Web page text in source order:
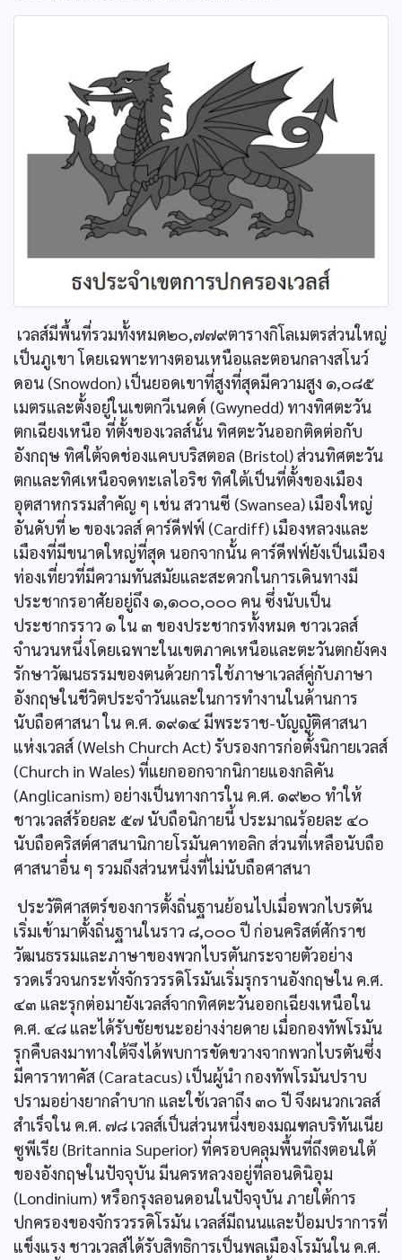
เวลส์มีพื้นที่รวมทั้งหมด๒๐,๗๗๙ตารางกิโลเมตรส่วนใหญ่
เป็นภูเขา โดยเฉพาะทางตอนเหนือและตอนกลางสโนว์
ดอน (Snowdon) เป็นยอดเขาที่สูงที่สุดมีความสูง ๑,๐๘๕
เมตรและตั้งอยู่ในเขตกวีเนดด์ (Gwynedd) ทางทิศตะวัน
ตกเฉียงเหนือ ที่ตั้งของเวลส์นั้น ทิศตะวันออกติดต่อกับ
อังกฤษ ทิศใต้จดช่องแคบบริสตอล (Bristol) ส่วนทิศตะวัน
ตกและทิศเหนือจดทะเลไอริช ทิศใต้เป็นที่ตั้งของเมือง
อุตสาหกรรมสำคัญ ๆ เช่น สวานซี (Swansea) เมืองใหญ่
อันดับที่ ๒ ของเวลส์ คาร์ดีฟฟ์ (Cardiff) เมืองหลวงและ
เมืองที่มีขนาดใหญ่ที่สุด นอกจากนั้น คาร์ดีฟฟ์ยังเป็นเมือง
ท่องเที่ยวที่มีความทันสมัยและสะดวกในการเดินทางมี
ประชากรอาศัยอยู่ถึง ๑,๑๐๐,๐๐๐ คน ซึ่งนับเป็น
ประชากรราว ๑ ใน ๓ ของประชากรทั้งหมด ชาวเวลส์
จำนวนหนึ่งโดยเฉพาะในเขตภาคเหนือและตะวันตกยังคง
รักษาวัฒนธรรมของตนด้วยการใช้ภาษาเวลส์คู่กับภาษา
อังกฤษในชีวิตประจำวันและในการทำงานในด้านการ
นับถือศาสนา ใน ค.ศ. ๑๙๑๔ มีพระราช-บัญญัติศาสนา
แห่งเวลส์ (Welsh Church Act) รับรองการก่อตั้งนิกายเวลส์
(Church in Wales) ที่แยกออกจากนิกายแองกลิคัน
(Anglicanism) อย่างเป็นทางการใน ค.ศ. ๑๙๒๐ ทำให้
ชาวเวลส์ร้อยละ ๕๗ นับถือนิกายนี้ ประมาณร้อยละ ๔๐
นับถือคริสต์ศาสนานิกายโรมันคาทอลิก ส่วนที่เหลือนับถือ
ศาสนาอื่น ๆ รวมถึงส่วนหนึ่งที่ไม่นับถือศาสนา
ประวัติศาสตร์ของการตั้งถิ่นฐานย้อนไปเมื่อพวกไบรตัน
เริ่มเข้ามาตั้งถิ่นฐานในราว ๘,๐๐๐ ปี ก่อนคริสต์ศักราช
วัฒนธรรมและภาษาของพวกไบรตันกระจายตัวอย่าง
รวดเร็วจนกระทั่งจักรวรรดิโรมันเริ่มรุกรานอังกฤษใน ค.ศ.
๔๓ และรุกต่อมายังเวลส์จากทิศตะวันออกเฉียงเหนือใน
ค.ศ. ๔๘ และได้รับชัยชนะอย่างง่ายดาย เมื่อกองทัพโรมัน
รุกคืบลงมาทางใต้จึงได้พบการขัดขวางจากพวกไบรตันซึ่ง
มีคาราทาคัส (Caratacus) เป็นผู้นำ กองทัพโรมันปราบ
ปรามอย่างยากลำบาก และใช้เวลาถึง ๓๐ ปี จึงผนวกเวลส์
สำเร็จใน ค.ศ. ๗๘ เวลส์เป็นส่วนหนึ่งของมณฑลบริทันเนีย
ซูพีเรีย (Britannia Superior) ที่ครอบคลุมพื้นที่ถึงตอนใต้
ของอังกฤษในปัจจุบัน มีนครหลวงอยู่ที่ลอนดินิอุม
(Londinium) หรือกรุงลอนดอนในปัจจุบัน ภายใต้การ
ปกครองของจักรวรรดิโรมัน เวลส์มีถนนและป้อมปราการที่
แข็งแรง ชาวเวลส์ได้รับสิทธิการเป็นพลเมืองโรมันใน ค.ศ.